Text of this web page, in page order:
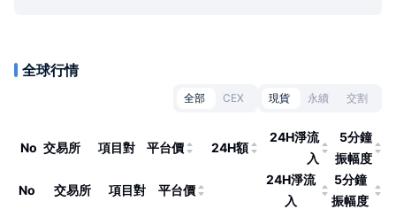
全球行情
全部 CEX 現貨 永續 交割
No 交易所 項目對 平台價 24H額
24H淨流
入
5分鐘
振幅度
No 交易所 項目對 平台價
24H淨流
入
5分鐘
振幅度